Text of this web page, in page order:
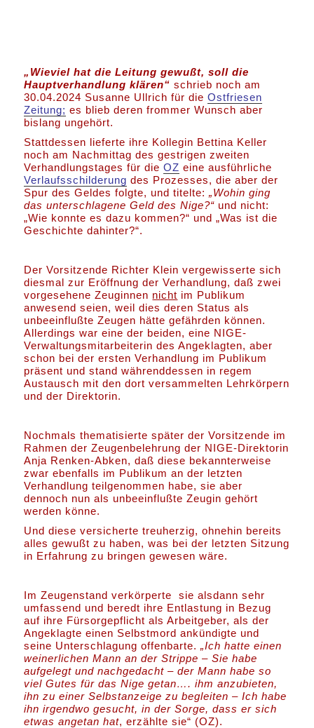
„Wieviel hat die Leitung gewußt, soll die
Hauptverhandlung klären“ schrieb noch am
30.04.2024 Susanne Ullrich für dieOstfriesen
Zeitung; es blieb deren frommer Wunsch aber
bislang ungehört.
Stattdessen lieferte ihre Kollegin Bettina Keller
noch am Nachmittag des gestrigen zweiten
Verhandlungstages für dieOZ eine ausführliche
Verlaufsschilderung des Prozesses, die aber der
Spur des Geldes folgte, und titelte:„Wohin ging
das unterschlagene Geld des Nige?“ und nicht:
„Wie konnte es dazu kommen?“ und „Was ist die
Geschichte dahinter?“.
Der Vorsitzende Richter Klein vergewisserte sich
diesmal zur Eröffnung der Verhandlung, daß zwei
vorgesehene Zeuginnen nicht im Publikum
anwesend seien, weil dies deren Status als
unbeeinflußte Zeugen hätte gefährden können.
Allerdings war eine der beiden, eine NIGE-
Verwaltungsmitarbeiterin des Angeklagten, aber
schon bei der ersten Verhandlung im Publikum
präsent und stand währenddessen in regem
Austausch mit den dort versammelten Lehrkörpern
und der Direktorin.
Nochmals thematisierte später der Vorsitzende im
Rahmen der Zeugenbelehrung der NIGE-Direktorin
Anja Renken-Abken, daß diese bekannterweise
zwar ebenfalls im Publikum an der letzten
Verhandlung teilgenommen habe, sie aber
dennoch nun als unbeeinflußte Zeugin gehört
werden könne.
Und diese versicherte treuherzig, ohnehin bereits
alles gewußt zu haben, was bei der letzten Sitzung
in Erfahrung zu bringen gewesen wäre.
Im Zeugenstand verkörperte sie alsdann sehr
umfassend und beredt ihre Entlastung in Bezug
auf ihre Fürsorgepflicht als Arbeitgeber, als der
Angeklagte einen Selbstmord ankündigte und
seine Unterschlagung offenbarte. „Ich hatte einen
weinerlichen Mann an der Strippe – Sie habe
aufgelegt und nachgedacht – der Mann habe so
viel Gutes für das Nige getan…. ihm anzubieten,
ihn zu einer Selbstanzeige zu begleiten – Ich habe
ihn irgendwo gesucht, in der Sorge, dass er sich
etwas angetan hat, erzählte sie“ (OZ).